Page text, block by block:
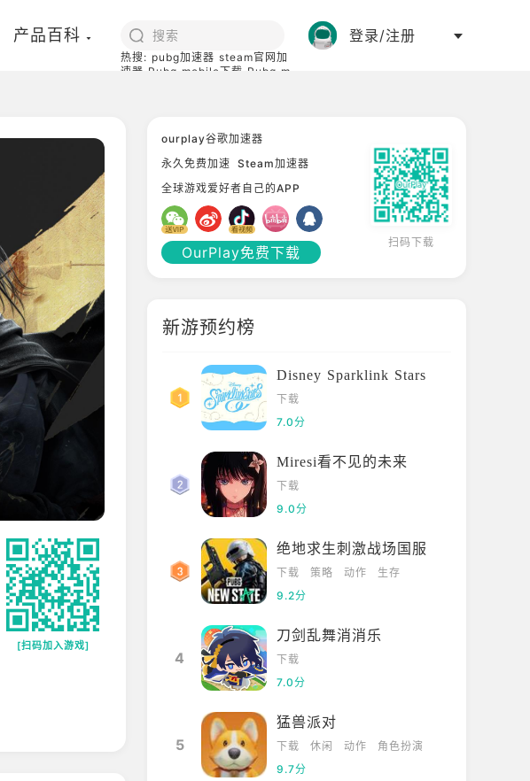
产品百科
热搜: pubg加速器 steam官网加
速器 Pubg mobile下载 Pubg m
登录/注册
[扫码加入游戏]
ourplay谷歌加速器
永久免费加速 Steam加速器
全球游戏爱好者自己的APP
OurPlay免费下载
扫码下载
新游预约榜
Disney Sparklink Stars
下载
7.0分
Miresi看不见的未来
下载
9.0分
绝地求生刺激战场国服
下载 策略 动作
生存
9.2分
4
刀剑乱舞消消乐
下载
7.0分
5
猛兽派对
下载 休闲 动作
角色扮演
9.7分